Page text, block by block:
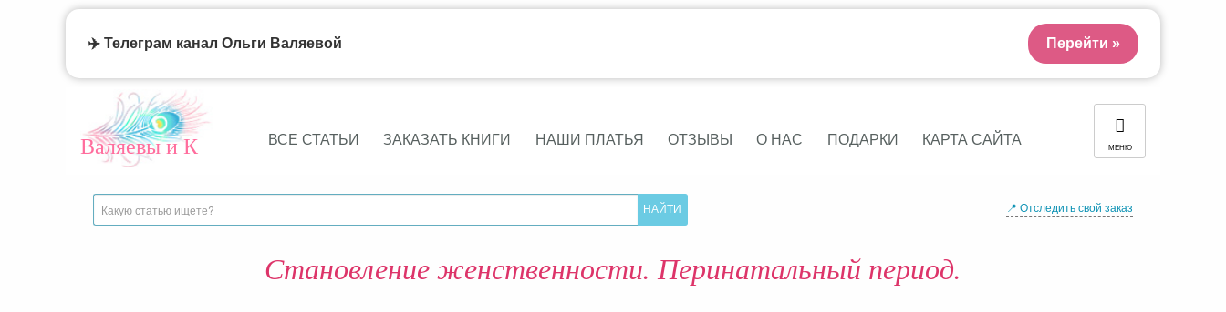
Валяевы и К ВСЕ СТАТЬИ ЗАКАЗАТЬ КНИГИ НАШИ ПЛАТЬЯ ОТЗЫВЫ О НАС ПОДАРКИ КАРТА САЙТА МЕНЮ
📍 Отследить свой заказ
Становление женственности. Перинатальный период.
✈️ Телеграм канал Ольги Валяевой Перейти »